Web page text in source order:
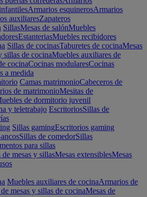
Armarios esquinerosArmarios
auxiliaresZapateros
SillasMesas de salónMuebles
EstanteriasMuebles recibidores
Sillas de cocinasTaburetes de cocinaMesas
sillas de cocinaMuebles auxiliares de
cocinaCocinas modularesCocinas
a medida
Camas matrimonioCabeceros de
de matrimonioMesitas de
de dormitorio juvenil
y teletrabajo EscritoriosSillas de
Sillas gamingEscritorios gaming
Sillas de comedorSillas
para sillas
mesas y sillasMesas extensiblesMesas
Muebles auxiliares de cocinaArmarios de
mesas y sillas de cocinaMesas de